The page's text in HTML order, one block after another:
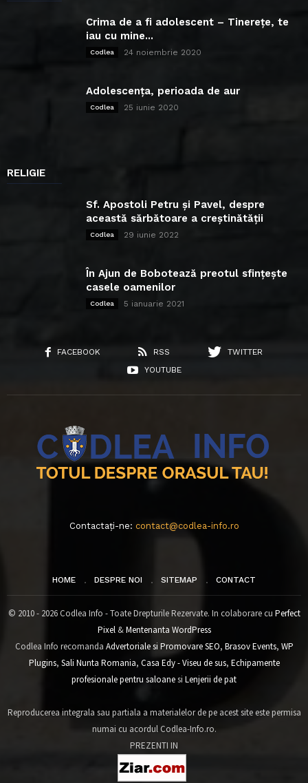
Crima de a fi adolescent – Tinerețe, te
iau cu mine...
Codlea 24 noiembrie 2020
Adolescența, perioada de aur
Codlea 25 iunie 2020
RELIGIE
Sf. Apostoli Petru și Pavel, despre
această sărbătoare a creștinătății
Codlea 29 iunie 2022
În Ajun de Bobotează preotul sfințește
casele oamenilor
Codlea 5 ianuarie 2021
FACEBOOK RSS
TWITTER
YOUTUBE
Contactați-ne: contact@codlea-info.ro
HOME DESPRE NOI SITEMAP CONTACT
© 2010 - 2026 Codlea Info - Toate Drepturile Rezervate. In colaborare cu Perfect
Pixel&Mentenanta WordPress
Codlea Info recomanda Advertoriale si Promovare SEO, Brasov Events, WP
Plugins, Sali Nunta Romania, Casa Edy - Viseu de sus, Echipamente
profesionale pentru saloanesi Lenjerii de pat
Reproducerea integrala sau partiala a materialelor de pe acest site este permisa
numai cu acordul Codlea-Info.ro.
PREZENTI IN